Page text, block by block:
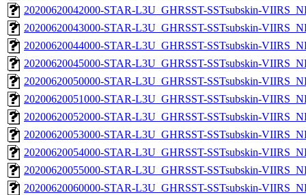
20200620042000-STAR-L3U_GHRSST-SSTsubskin-
20200620043000-STAR-L3U_GHRSST-SSTsubskin-
20200620044000-STAR-L3U_GHRSST-SSTsubskin-
20200620045000-STAR-L3U_GHRSST-SSTsubskin-
20200620050000-STAR-L3U_GHRSST-SSTsubskin-
20200620051000-STAR-L3U_GHRSST-SSTsubskin-
20200620052000-STAR-L3U_GHRSST-SSTsubskin-
20200620053000-STAR-L3U_GHRSST-SSTsubskin-
20200620054000-STAR-L3U_GHRSST-SSTsubskin-
20200620055000-STAR-L3U_GHRSST-SSTsubskin-
20200620060000-STAR-L3U_GHRSST-SSTsubskin-